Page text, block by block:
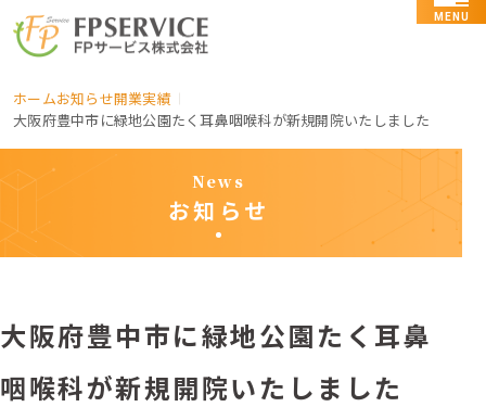
MENU
ホームお知らせ開業実績
大阪府豊中市に緑地公園たく耳鼻咽喉科が新規開院いたしました
News
お知らせ
大阪府豊中市に緑地公園たく耳鼻
咽喉科が新規開院いたしました